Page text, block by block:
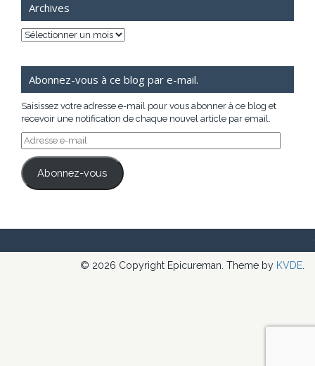
Archives
Archives
Abonnez-vous à ce blog par e-mail.
Saisissez votre adresse e-mail pour vous abonner à ce blog et
recevoir une notification de chaque nouvel article par email.
Adresse
e-
mail
Abonnez-vous
© 2026 Copyright Epicureman. Theme by KVDE